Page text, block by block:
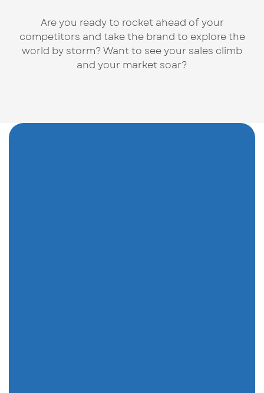
Are you ready to rocket ahead of your
competitors and take the brand to explore the
world by storm? Want to see your sales climb
and your market soar?